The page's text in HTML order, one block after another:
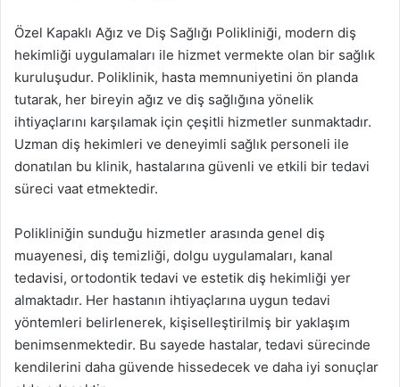
Özel Kapaklı Ağız ve Diş Sağlığı Polikliniği, modern diş
hekimliği uygulamaları ile hizmet vermekte olan bir sağlık
kuruluşudur. Poliklinik, hasta memnuniyetini ön planda
tutarak, her bireyin ağız ve diş sağlığına yönelik
ihtiyaçlarını karşılamak için çeşitli hizmetler sunmaktadır.
Uzman diş hekimleri ve deneyimli sağlık personeli ile
donatılan bu klinik, hastalarına güvenli ve etkili bir tedavi
süreci vaat etmektedir.
Polikliniğin sunduğu hizmetler arasında genel diş
muayenesi, diş temizliği, dolgu uygulamaları, kanal
tedavisi, ortodontik tedavi ve estetik diş hekimliği yer
almaktadır. Her hastanın ihtiyaçlarına uygun tedavi
yöntemleri belirlenerek, kişiselleştirilmiş bir yaklaşım
benimsenmektedir. Bu sayede hastalar, tedavi sürecinde
kendilerini daha güvende hissedecek ve daha iyi sonuçlar